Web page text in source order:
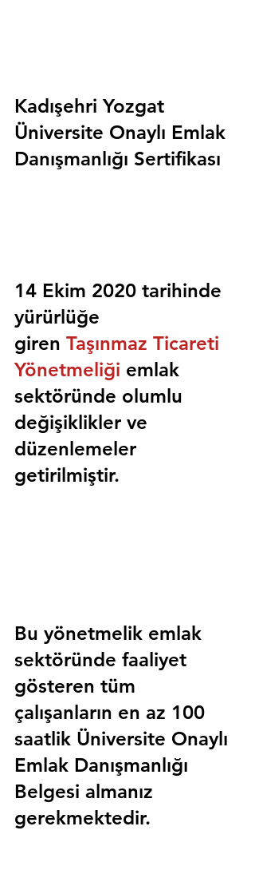
Kadışehri Yozgat
Üniversite Onaylı Emlak
Danışmanlığı Sertifikası
14 Ekim 2020 tarihinde
yürürlüğe
giren Taşınmaz Ticareti
Yönetmeliği emlak
sektöründe olumlu
değişiklikler ve
düzenlemeler
getirilmiştir.
Bu yönetmelik emlak
sektöründe faaliyet
gösteren tüm
çalışanların en az 100
saatlik Üniversite Onaylı
Emlak Danışmanlığı
Belgesi almanız
gerekmektedir.